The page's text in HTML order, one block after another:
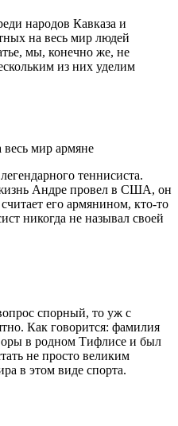
народов Кавказа и
на весь мир людей
мы, конечно же, не
из них уделим
теннисиста.
Андре провел в США, он
его армянином, кто-то
никогда не называл своей
спорный, то уж с
Как говорится: фамилия
в родном Тифлисе и был
не просто великим
в этом виде спорта.